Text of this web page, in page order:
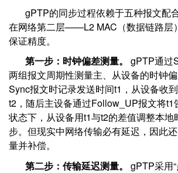
gPTP的同步过程依赖于五种报文配
在网络第二层——L2 MAC（数据链路层
保证精度。
第一步：时钟偏差测量。
gPTP通过
两组报文周期性测量主、从设备的时钟
Sync报文时记录发送时间t1，从设备收
t2，随后主设备通过Follow_UP报文将t1
状态下，从设备用t1与t2的差值调整本地
步。但现实中网络传输必有延迟，因此
量并补偿。
第二步：传输延迟测量。
gPTP采用